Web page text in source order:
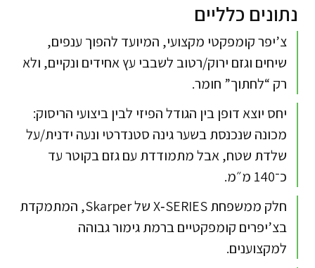
נתונים כלליים
צ’יפר קומפקטי מקצועי, המיועד להפוך ענפים,
שיחים וגזם ירוק/רטוב לשבבי עץ אחידים ונקיים, ולא
רק “לחתוך” חומר.​​
יחס יוצא דופן בין הגודל הפיזי לבין ביצועי הריסוק:
מכונה שנכנסת בשער גינה סטנדרטי ונעה ידנית/על
שלדת שטח, אבל מתמודדת עם גזם בקוטר עד
כ־140 מ״מ.​
חלק ממשפחת X‑SERIES של Skarper, המתמקדת
בצ’יפרים קומפקטיים ברמת גימור גבוהה
למקצוענים.​​